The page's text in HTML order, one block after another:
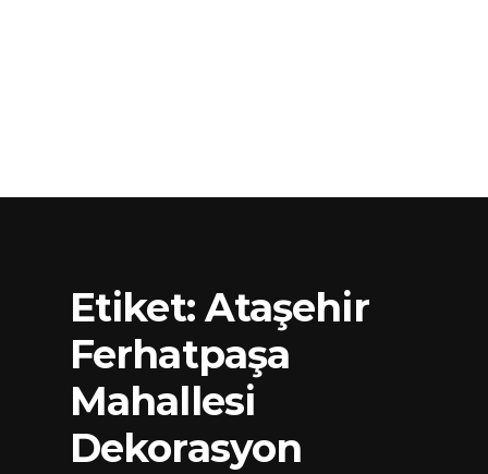
Etiket:Ataşehir
Ferhatpaşa
Mahallesi
Dekorasyon